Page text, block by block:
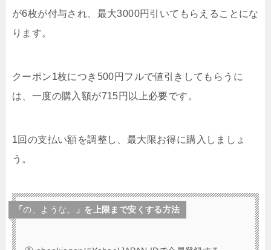
が6枚が付与され、最大3000円引いてもらえることにな
ります。
クーポン1枚につき500円フルで値引きしてもらうに
は、一度の購入額が715円以上必要です。
1回の支払い額を調整し、最大限お得に購入しましょ
う。
「の、ような。 」を上限まで安くする方法